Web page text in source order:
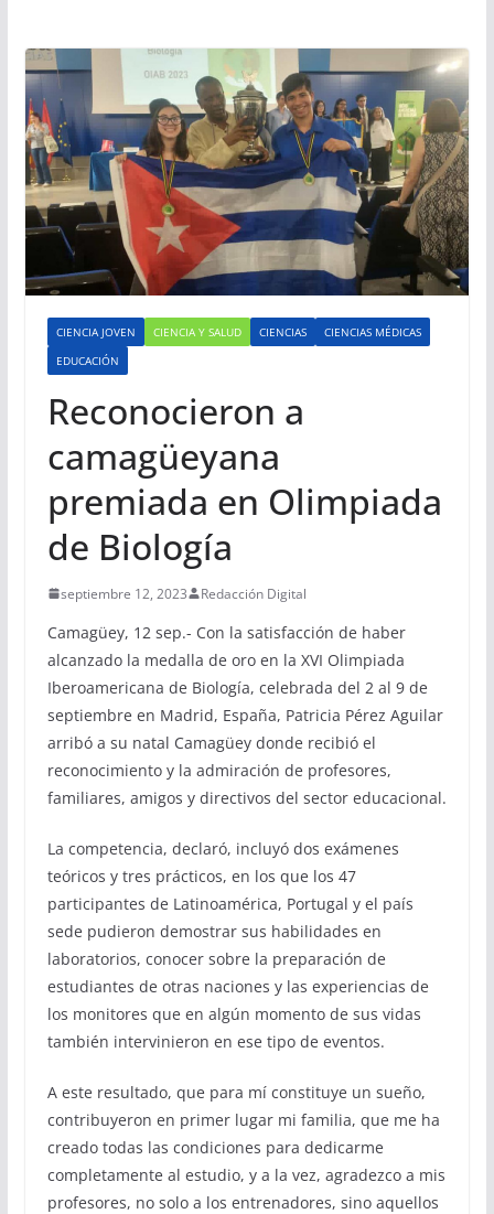
CIENCIA JOVEN CIENCIA Y SALUD CIENCIAS
CIENCIAS MÉDICAS
EDUCACIÓN
Reconocieron a
camagüeyana
premiada en Olimpiada
de Biología
septiembre 12, 2023 Redacción Digital
Camagüey, 12 sep.- Con la satisfacción de haber
alcanzado la medalla de oro en la XVI Olimpiada
Iberoamericana de Biología, celebrada del 2 al 9 de
septiembre en Madrid, España, Patricia Pérez Aguilar
arribó a su natal Camagüey donde recibió el
reconocimiento y la admiración de profesores,
familiares, amigos y directivos del sector educacional.
La competencia, declaró, incluyó dos exámenes
teóricos y tres prácticos, en los que los 47
participantes de Latinoamérica, Portugal y el país
sede pudieron demostrar sus habilidades en
laboratorios, conocer sobre la preparación de
estudiantes de otras naciones y las experiencias de
los monitores que en algún momento de sus vidas
también intervinieron en ese tipo de eventos.
A este resultado, que para mí constituye un sueño,
contribuyeron en primer lugar mi familia, que me ha
creado todas las condiciones para dedicarme
completamente al estudio, y a la vez, agradezco a mis
profesores, no solo a los entrenadores, sino aquellos